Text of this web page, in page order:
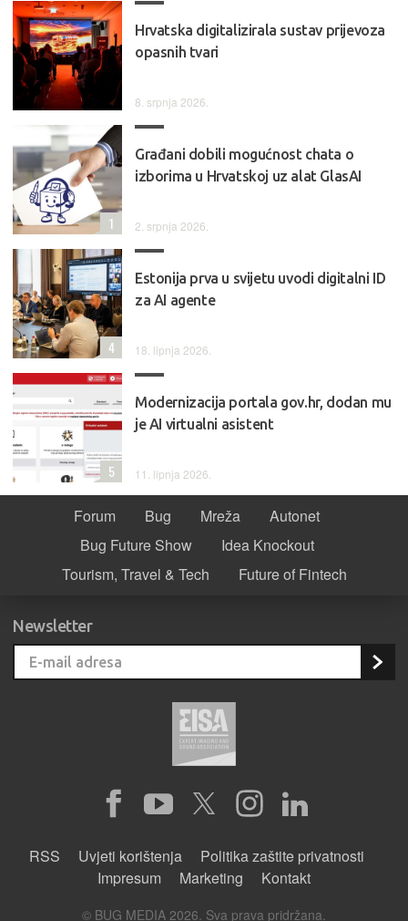
Hrvatska digitalizirala sustav prijevoza
opasnih tvari
8. srpnja 2026.
Građani dobili mogućnost chata o
izborima u Hrvatskoj uz alat GlasAI
2. srpnja 2026.
1
Estonija prva u svijetu uvodi digitalni ID
za AI agente
18. lipnja 2026.
4
Modernizacija portala gov.hr, dodan mu
je AI virtualni asistent
11. lipnja 2026.
5
Forum Bug Mreža
Autonet
Bug Future Show
Idea Knockout
Tourism, Travel & Tech
Future of Fintech
Newsletter
RSS Uvjeti korištenja
Politika zaštite privatnosti
Impresum
Marketing Kontakt
© BUG MEDIA 2026. Sva prava pridržana.